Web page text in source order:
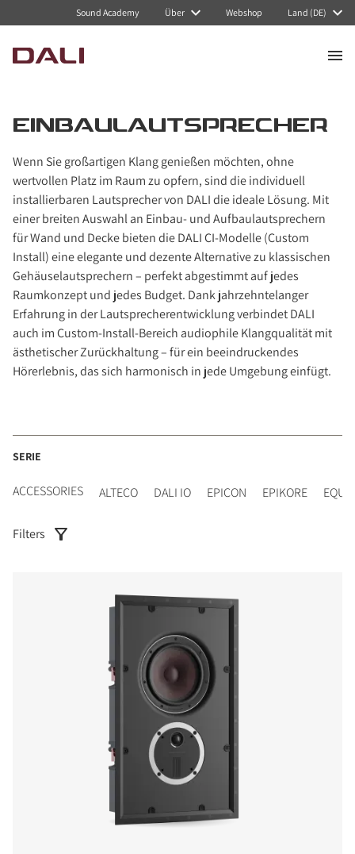
Sound Academy Über Webshop Land (DE)
EINBAULAUTSPRECHER
Wenn Sie großartigen Klang genießen möchten, ohne
wertvollen Platz im Raum zu opfern, sind die individuell
installierbaren Lautsprecher von DALI die ideale Lösung. Mit
einer breiten Auswahl an Einbau- und Aufbau­lautsprechern
für Wand und Decke bieten die DALI CI-Modelle (Custom
Install) eine elegante und dezente Alternative zu klassischen
Gehäuselautsprechern – perfekt abgestimmt auf jedes
Raumkonzept und jedes Budget. Dank jahrzehntelanger
Erfahrung in der Lautsprecherentwicklung verbindet DALI
auch im Custom-Install-Bereich audiophile Klangqualität mit
ästhetischer Zurückhaltung – für ein beeindruckendes
Hörerlebnis, das sich harmonisch in jede Umgebung einfügt.
SERIE
ACCESSORIES ALTECO DALI IO EPICON EPIKORE EQUI
Filters
Navigated to Einbaulautsprecher